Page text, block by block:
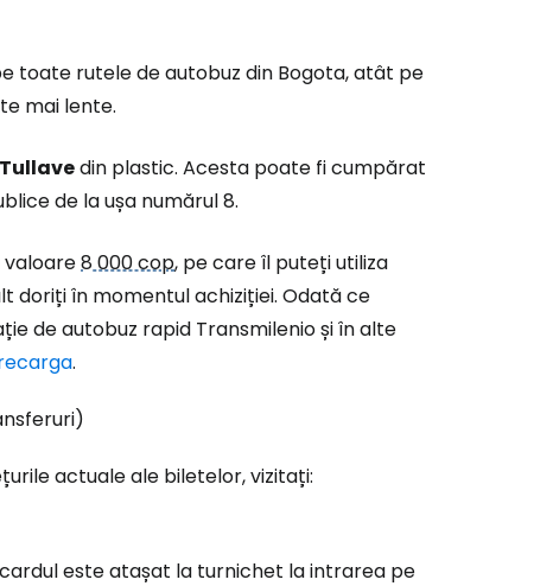
toate rutele de autobuz din Bogota, atât pe
mai lente.
Tullavedin plastic. Acesta poate fi cumpărat
de la ușa numărul 8.
valoare8 000 cop, pe care îl puteți utiliza
doriți în momentul achiziției. Odată ce
de autobuz rapid Transmilenio și în alte
.
actuale ale biletelor, vizitați:
este atașat la turnichet la intrarea pe